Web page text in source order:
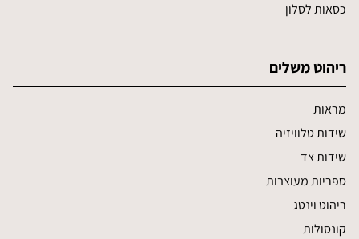
כסאות לסלון
ריהוט משלים
מראות
שידות טלוויזיה
שידות צד
ספריות מעוצבות
ריהוט וינטג
קונסולות